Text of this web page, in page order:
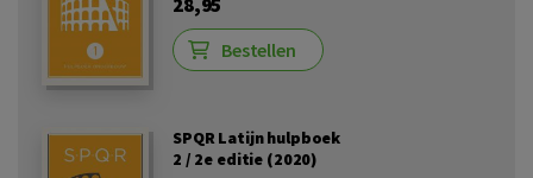
Bestellen
SPQR Latijn hulpboek
2 / 2e editie (2020)